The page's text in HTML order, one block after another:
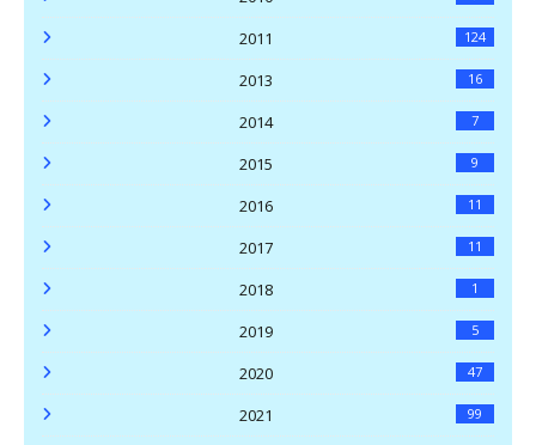
2011 124
2013 16
2014 7
2015 9
2016 11
2017 11
2018 1
2019 5
2020 47
2021 99